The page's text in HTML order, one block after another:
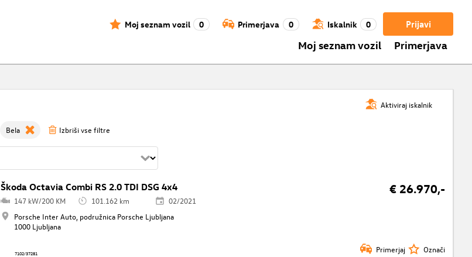
Prijavi
Moj seznam vozil 0 Primerjava 0 Iskalnik 0
Moj seznam vozil Primerjava
Aktiviraj iskalnik
Bela Izbriši vse filtre
Škoda Octavia Combi RS 2.0 TDI DSG 4x4 € 26.970,-
147 kW/200 KM 101.162 km
02/2021
Porsche Inter Auto, podružnica Porsche Ljubljana
1000 Ljubljana
7102/37281 Primerjaj Označi